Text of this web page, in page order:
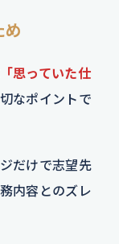
思っていた仕
なポイントで
だけで志望先
内容とのズレ